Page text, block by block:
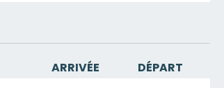
ARRIVÉE DÉPART